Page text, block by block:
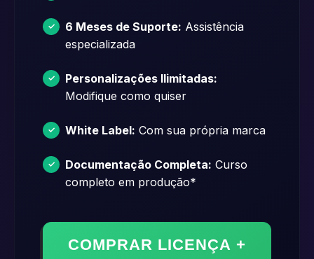
6 Meses de Suporte: Assistência
especializada
Personalizações Ilimitadas:
Modifique como quiser
White Label: Com sua própria marca
Documentação Completa: Curso
completo em produção*
COMPRAR LICENÇA +